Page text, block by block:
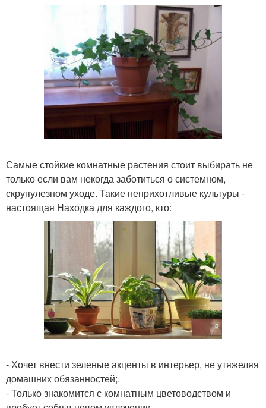
Самые стойкие комнатные растения стоит выбирать не
только если вам некогда заботиться о системном,
скрупулезном уходе. Такие неприхотливые культуры -
настоящая Находка для каждого, кто:
- Хочет внести зеленые акценты в интерьер, не утяжеляя
домашних обязанностей;.
- Только знакомится с комнатным цветоводством и